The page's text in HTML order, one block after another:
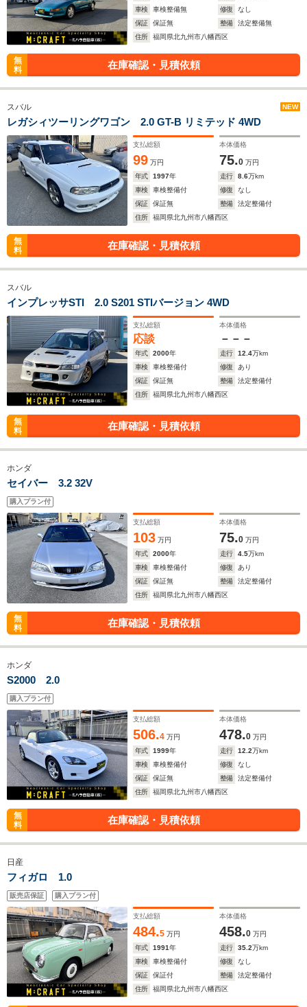
車検
車検整備無 修復
なし
保証
保証無 整備
法定整備無
住所
福岡県北九州市八幡西区
無
料
在庫確認・見積依頼
スバル NEW
レガシィツーリングワゴン 2.0 GT-B リミテッド 4WD
支払総額
99 万円
本体価格
75.0 万円
年式
1997年 走行 8.6万km
車検
車検整備付 修復
なし
保証
保証無 整備
法定整備付
住所
福岡県北九州市八幡西区
無
料
在庫確認・見積依頼
スバル
インプレッサSTI 2.0 S201 STIバージョン 4WD
支払総額
応談
本体価格
－－－
年式 2000年 走行 12.4万km
車検
車検整備付 修復
あり
保証
保証無 整備
法定整備付
住所
福岡県北九州市八幡西区
無
料
在庫確認・見積依頼
ホンダ
セイバー 3.2 32V
購入プラン付
支払総額
103 万円
本体価格
75.0 万円
年式
2000年 走行 4.5万km
車検
車検整備付 修復
あり
保証
保証無 整備
法定整備付
住所
福岡県北九州市八幡西区
無
料
在庫確認・見積依頼
ホンダ
S2000 2.0
購入プラン付
支払総額
506.4 万円
本体価格
478.0 万円
年式
1999年 走行 12.2万km
車検
車検整備付 修復
なし
保証
保証無 整備
法定整備付
住所
福岡県北九州市八幡西区
無
料
在庫確認・見積依頼
日産
フィガロ 1.0
販売店保証 購入プラン付
支払総額
484.5 万円
本体価格
458.0 万円
年式
1991年 走行 35.2万km
車検
車検整備付 修復
なし
保証
保証付 整備
法定整備付
住所
福岡県北九州市八幡西区